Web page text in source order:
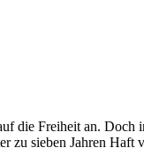
die Freiheit an. Doch
zu sieben Jahren Haft